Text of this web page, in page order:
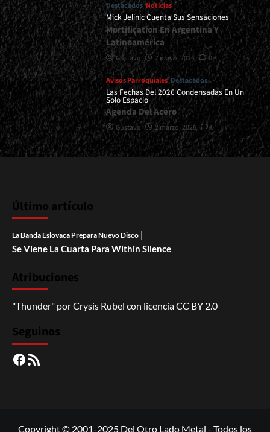
Destacados Noticias
Mick Jelinic Cuenta Sus Sensaciones
Mortification En Argentina Y
Latinoamérica
Gustavo 7 mayo, 2026 0
Avisos Parroquiales Destacados
Las Fechas Del 2026 Condensadas En Un
Solo Espacio
Agenda Del Acero
Gustavo 2 marzo, 2026 0
Último artículo
La Banda Eslovaca Prepara Nuevo Disco |
Se Viene La Cuarta Para Within Silence
Atribuciones
"Thunder" porCrysis Rubel con licenciaCC BY 2.0
Seguinos
Facebook
RSS
Copyright © 2001-2025 Del Otro Lado Metal - Todos los